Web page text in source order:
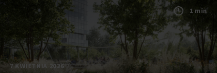
7 KWIETNIA 2026
1 min